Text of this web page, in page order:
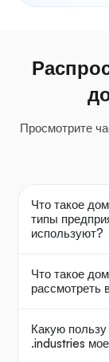
Просмотрите
Что такое
типы
используют?
Что такое
рассмотреть
Какую
.industries